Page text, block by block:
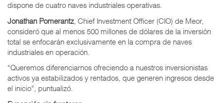
dispone de cuatro naves industriales operativas.
Jonathan Pomerantz, Chief Investment Officer (CIO) de Meor,
consideró que al menos 500 millones de dólares de la inversión
total se enfocarán exclusivamente en la compra de naves
industriales en operación.
“Queremos diferenciarnos ofreciendo a nuestros inversionistas
activos ya estabilizados y rentados, que generen ingresos desde
el inicio”, puntualizó.